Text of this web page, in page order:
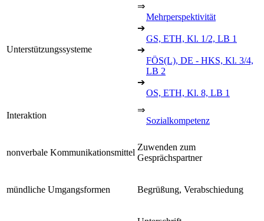
Unterstützungssysteme
⇒
Mehrperspektivität
➔
GS, ETH, Kl. 1/2, LB 1
➔
FÖS(L), DE - HKS, Kl. 3/4,
LB 2
➔
OS, ETH, Kl. 8, LB 1
Interaktion
⇒
Sozialkompetenz
nonverbale Kommunikationsmittel
Zuwenden zum
Gesprächspartner
mündliche Umgangsformen Begrüßung, Verabschiedung